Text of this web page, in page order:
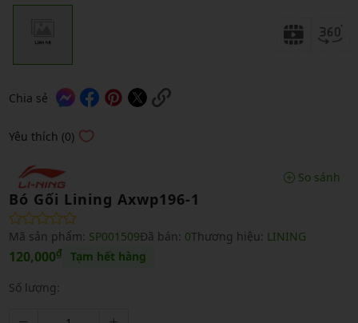
Chia sẻ
Yêu thích (0)
So sánh
Bó Gối Lining Axwp196-1
Mã sản phẩm: SP001509Đã bán: 0Thương hiệu: LINING
120,000₫ Tạm hết hàng
Số lượng: